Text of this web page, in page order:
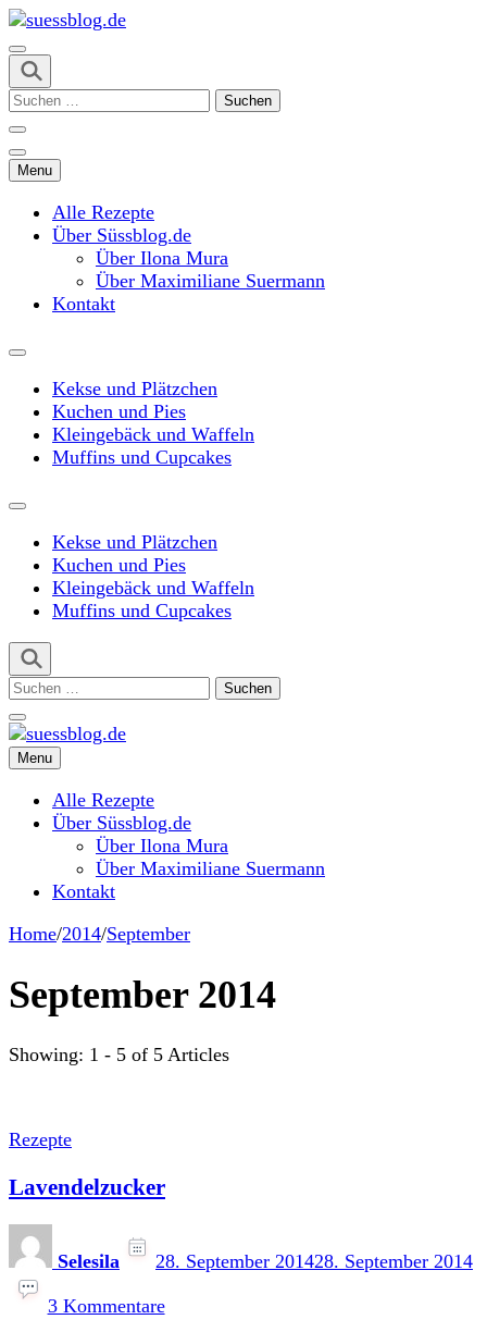
Skip
to
content
(Press
Enter)
suessblog.de
Suchen
Menu
Alle Rezepte
Über Süssblog.de
Über Ilona Mura
Über Maximiliane Suermann
Kontakt
Kekse und Plätzchen
Kuchen und Pies
Kleingebäck und Waffeln
Muffins und Cupcakes
Kekse und Plätzchen
Kuchen und Pies
Kleingebäck und Waffeln
Muffins und Cupcakes
Suchen
suessblog.de
Menu
Alle Rezepte
Über Süssblog.de
Über Ilona Mura
Über Maximiliane Suermann
Kontakt
Home/2014/September
September 2014
Showing: 1 - 5 of 5 Articles
Rezepte
Lavendelzucker
Selesila 28. September 201428. September 2014
3 KommentareLavendelzucker